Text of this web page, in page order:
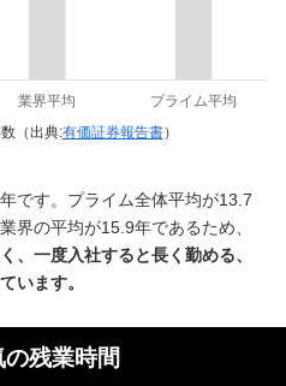
（出典:有価証券報告書）
です。プライム全体平均が13.7
界の平均が15.9年であるため、
、一度入社すると長く勤める、
います。
残業時間